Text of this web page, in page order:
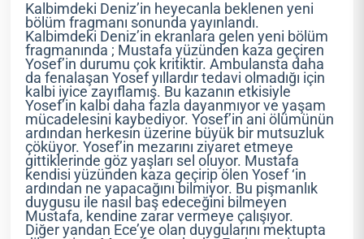
Kalbimdeki Deniz’in heyecanla beklenen yeni
bölüm fragmanı sonunda yayınlandı.
Kalbimdeki Deniz’in ekranlara gelen yeni bölüm
fragmanında ; Mustafa yüzünden kaza geçiren
Yosef’in durumu çok kritiktir. Ambulansta daha
da fenalaşan Yosef yıllardır tedavi olmadığı için
kalbi iyice zayıflamış. Bu kazanın etkisiyle
Yosef’in kalbi daha fazla dayanmıyor ve yaşam
mücadelesini kaybediyor. Yosef’in ani ölümünün
ardından herkesin üzerine büyük bir mutsuzluk
çöküyor. Yosef’in mezarını ziyaret etmeye
gittiklerinde göz yaşları sel oluyor. Mustafa
kendisi yüzünden kaza geçirip ölen Yosef ‘in
ardından ne yapacağını bilmiyor. Bu pişmanlık
duygusu ile nasıl baş edeceğini bilmeyen
Mustafa, kendine zarar vermeye çalışıyor.
Diğer yandan Ece’ye olan duygularını mektupta